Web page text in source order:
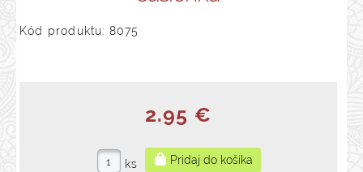
Kód produktu: 8075
2.95 €
ks